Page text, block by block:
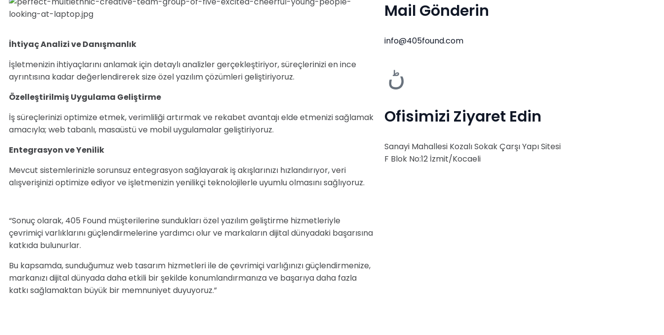
İhtiyaç Analizi ve Danışmanlık
İşletmenizin ihtiyaçlarını anlamak için detaylı analizler gerçekleştiriyor, süreçlerinizi en ince
ayrıntısına kadar değerlendirerek size özel yazılım çözümleri geliştiriyoruz.
Özelleştirilmiş Uygulama Geliştirme
İş süreçlerinizi optimize etmek, verimliliği artırmak ve rekabet avantajı elde etmenizi sağlamak
amacıyla; web tabanlı, masaüstü ve mobil uygulamalar geliştiriyoruz.
Entegrasyon ve Yenilik
Mevcut sistemlerinizle sorunsuz entegrasyon sağlayarak iş akışlarınızı hızlandırıyor, veri
alışverişinizi optimize ediyor ve işletmenizin yenilikçi teknolojilerle uyumlu olmasını sağlıyoruz.
“Sonuç olarak, 405 Found müşterilerine sundukları özel yazılım geliştirme hizmetleriyle
çevrimiçi varlıklarını güçlendirmelerine yardımcı olur ve markaların dijital dünyadaki başarısına
katkıda bulunurlar.
Bu kapsamda, sunduğumuz web tasarım hizmetleri ile de çevrimiçi varlığınızı güçlendirmenize,
markanızı dijital dünyada daha etkili bir şekilde konumlandırmanıza ve başarıya daha fazla
katkı sağlamaktan büyük bir memnuniyet duyuyoruz.”
Mail Gönderin
info@405found.com
Ofisimizi Ziyaret Edin
Sanayi Mahallesi Kozalı Sokak Çarşı Yapı Sitesi
F Blok No:12 İzmit/Kocaeli